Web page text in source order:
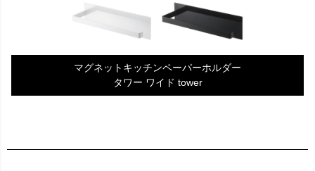
マグネットキッチンペーパーホルダー
タワー ワイド tower